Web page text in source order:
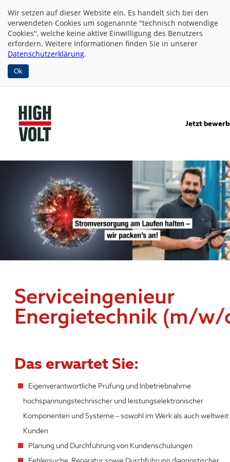
Wir setzen auf dieser Website ein. Es handelt sich bei den
verwendeten Cookies um sogenannte "technisch notwendige
Cookies", welche keine aktive Einwilligung des Benutzers
erfordern. Weitere Informationen finden Sie in unserer
Datenschutzerklärung.
Ok
Jetzt
Serviceingenieur
Energietechnik (m/w/
Das erwartet Sie:
Eigenverantwortliche Prüfung und Inbetriebnahme
hochspannungstechnischer und leistungselektronischer
Komponenten und Systeme – sowohl im Werk als auch
Kunden
Planung und Durchführung von Kundenschulungen